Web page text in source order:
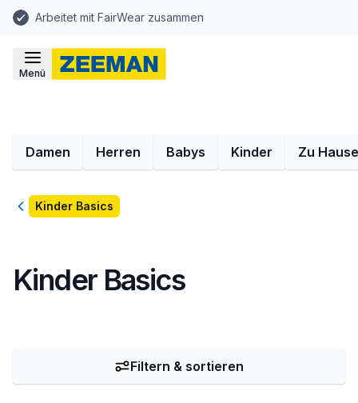
Arbeitet mit FairWear zusammen
Menü
Damen Herren Babys Kinder Zu Hause
ZurückKinder Basics
Kinder Basics
Filtern & sortieren